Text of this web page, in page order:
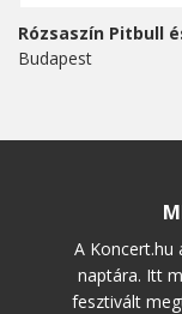
Rózsaszín Pitbull
Budapest
A Koncert.hu
naptára. Itt
fesztivált